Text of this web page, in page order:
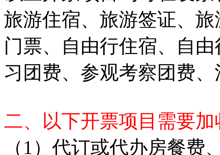
旅游住宿、旅游签证、
门票、自由行住宿、自
习团费、参观考察团费
二、以下开票项目需要
（1）代订或代办房餐